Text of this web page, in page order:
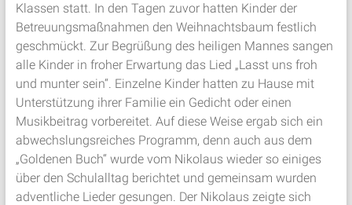
Klassen statt. In den Tagen zuvor hatten Kinder der
Betreuungsmaßnahmen den Weihnachtsbaum festlich
geschmückt. Zur Begrüßung des heiligen Mannes sangen
alle Kinder in froher Erwartung das Lied „Lasst uns froh
und munter sein“. Einzelne Kinder hatten zu Hause mit
Unterstützung ihrer Familie ein Gedicht oder einen
Musikbeitrag vorbereitet. Auf diese Weise ergab sich ein
abwechslungsreiches Programm, denn auch aus dem
„Goldenen Buch“ wurde vom Nikolaus wieder so einiges
über den Schulalltag berichtet und gemeinsam wurden
adventliche Lieder gesungen. Der Nikolaus zeigte sich